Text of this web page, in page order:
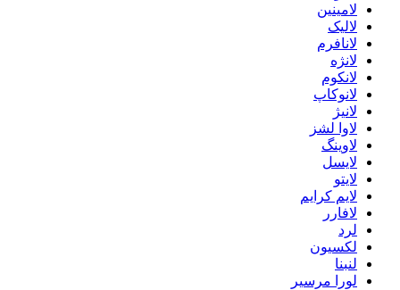
لامینین
لالیک
لانافرم
لانژه
لانکوم
لانوکاپ
لانیژ
لاوا لشز
لاوینگ
لایسل
لایتو
لایم کرایم
لافارر
لرد
لکسیون
لنبنا
لورا مرسیر